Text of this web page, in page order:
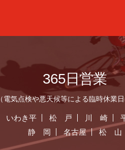
365日営業
（電気点検や悪天候等による臨時休業日
いわき平 松 戸 川 崎
静 岡
名古屋 松 山